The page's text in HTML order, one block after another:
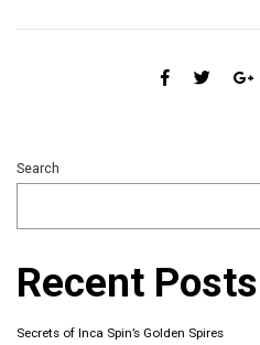
Search
Recent Posts
Secrets of Inca Spin’s Golden Spires